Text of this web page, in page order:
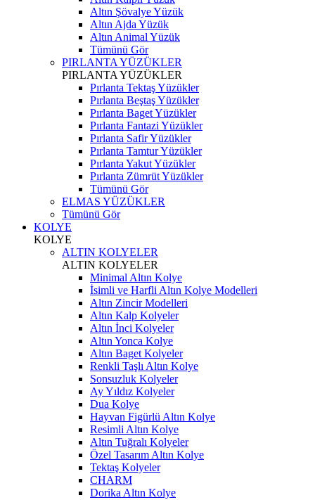
Altın Şövalye Yüzük
Altın Ajda Yüzük
Altın Animal Yüzük
Tümünü Gör
PIRLANTA YÜZÜKLER
PIRLANTA YÜZÜKLER
Pırlanta Tektaş Yüzükler
Pırlanta Beştaş Yüzükler
Pırlanta Baget Yüzükler
Pırlanta Fantazi Yüzükler
Pırlanta Safir Yüzükler
Pırlanta Tamtur Yüzükler
Pırlanta Yakut Yüzükler
Pırlanta Zümrüt Yüzükler
Tümünü Gör
ELMAS YÜZÜKLER
Tümünü Gör
KOLYE
KOLYE
ALTIN KOLYELER
ALTIN KOLYELER
Minimal Altın Kolye
İsimli ve Harfli Altın Kolye Modelleri
Altın Zincir Modelleri
Altın Kalp Kolyeler
Altın İnci Kolyeler
Altın Yonca Kolye
Altın Baget Kolyeler
Renkli Taşlı Altın Kolye
Sonsuzluk Kolyeler
Ay Yıldız Kolyeler
Dua Kolye
Hayvan Figürlü Altın Kolye
Resimli Altın Kolye
Altın Tuğralı Kolyeler
Özel Tasarım Altın Kolye
Tektaş Kolyeler
CHARM
Dorika Altın Kolye